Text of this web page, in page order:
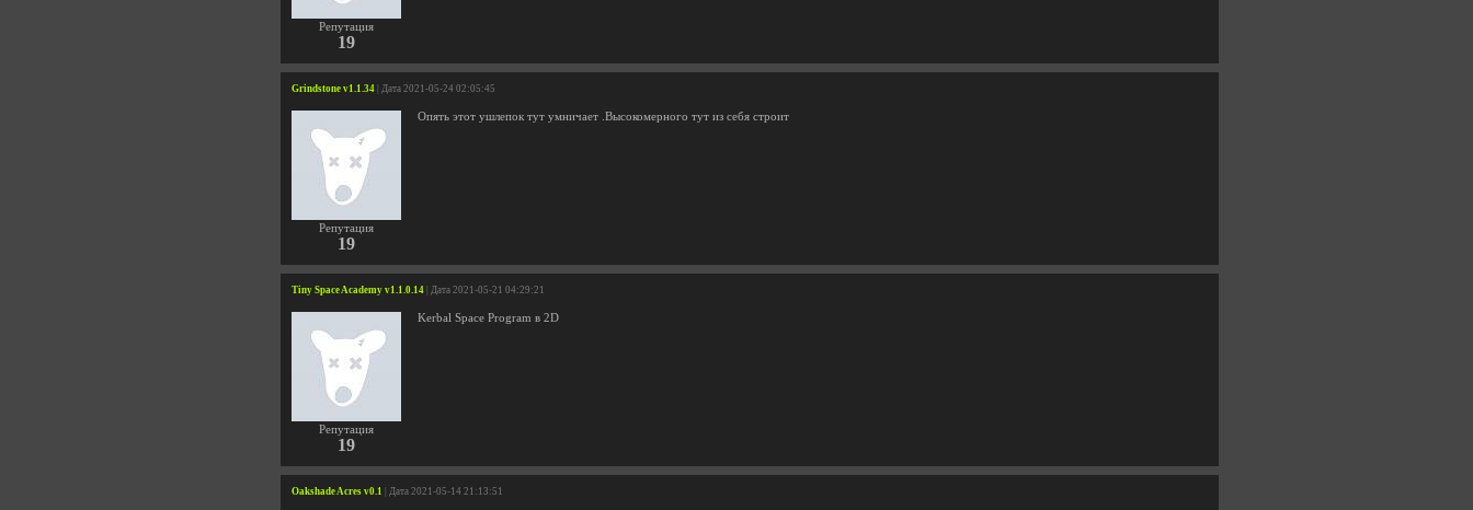
Репутация
19
Grindstone v1.1.34 | Дата 2021-05-24 02:05:45
Репутация
19
Опять этот ушлепок тут умничает .Высокомерного тут из себя строит
Tiny Space Academy v1.1.0.14 | Дата 2021-05-21 04:29:21
Репутация
19
Kerbal Space Program в 2D
Oakshade Acres v0.1 | Дата 2021-05-14 21:13:51